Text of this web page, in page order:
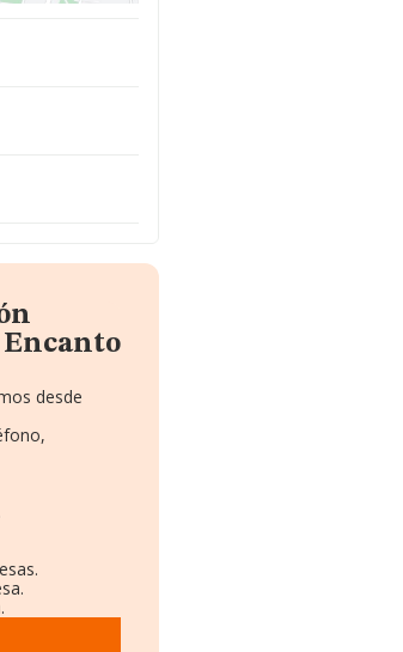
Encanto
desde